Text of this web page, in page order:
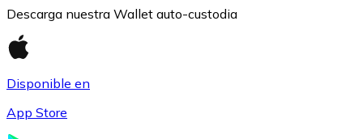
Descarga nuestra Wallet auto-custodia
Disponible en
App Store